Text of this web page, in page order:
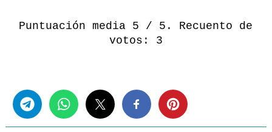
Puntuación media 5 / 5. Recuento de
votos: 3